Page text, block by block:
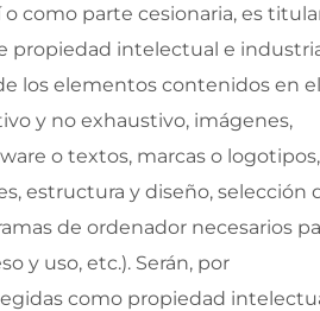
o como parte cesionaria, es
propiedad intelectual e
los elementos contenidos en el
y no exhaustivo, imágenes,
o textos, marcas o logotipos,
estructura y diseño, selección
de ordenador necesarios
y uso, etc.). Serán, por
como propiedad